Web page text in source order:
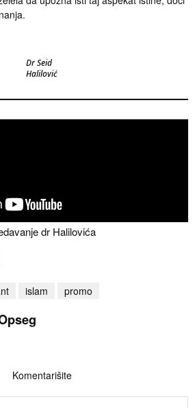
Dr Seid
Halilović
dr Halilovića
islam promo
Komentarišite